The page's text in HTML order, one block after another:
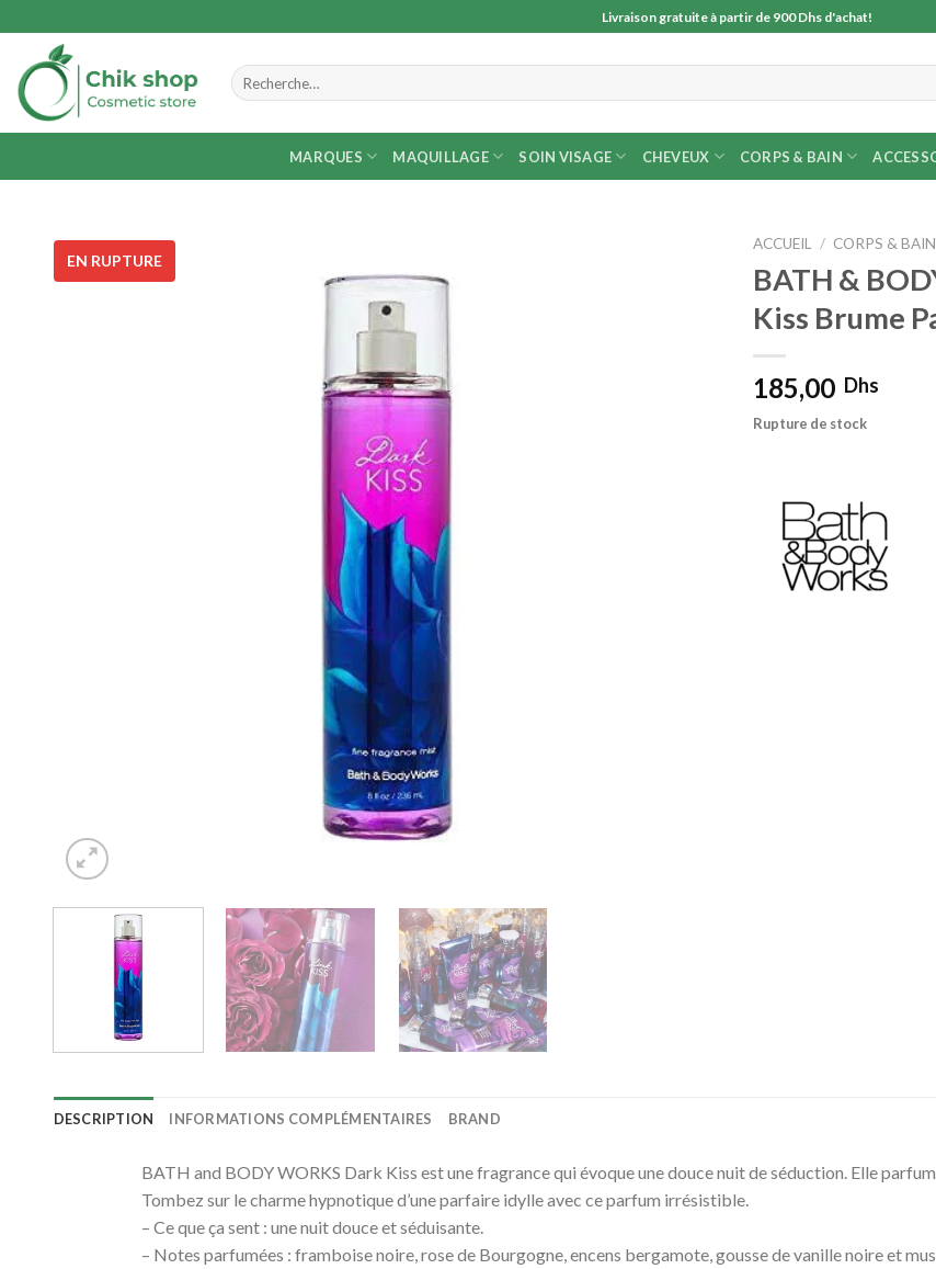
to
content
Livraison gratuite à partir de 900 Dhs d'achat!
Recherche
pour :
MARQUES MAQUILLAGE SOIN VISAGE CHEVEUX CORPS & BAIN
EN RUPTURE
ACCUEIL / CORPS & BAIN
BATH &
Kiss Brume
185,00 Dhs
Rupture de stock
DESCRIPTION INFORMATIONS COMPLÉMENTAIRES BRAND
BATH and BODY WORKS Dark Kiss est une fragrance qui évoque une douce nuit de séduction. Elle
Tombez sur le charme hypnotique d’une parfaire idylle avec ce parfum irrésistible.
– Ce que ça sent : une nuit douce et séduisante.
– Notes parfumées : framboise noire, rose de Bourgogne, encens bergamote, gousse de vanille noire et